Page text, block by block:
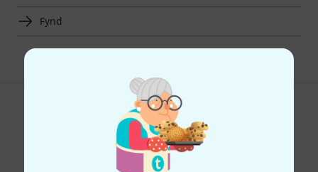
Fynd
Gillar du vad du ser?
Dela Hjälp & Feedback